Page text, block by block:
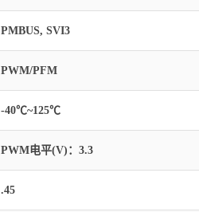
PMBUS, SVI3
PWM/PFM
-40℃~125℃
PWM电平(V)：3.3
.45